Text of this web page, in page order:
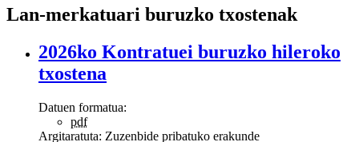
Lan-merkatuari buruzko txostenak
2026ko Kontratuei buruzko hileroko
txostena
Datuen formatua:
pdf
Argitaratuta: Zuzenbide pribatuko erakunde